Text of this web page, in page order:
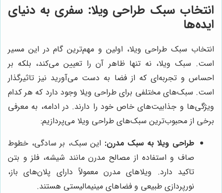
انتخاب سبک طراحی ویلا: سفری به دنیای
ایده‌ها
انتخاب سبک طراحی ویلا، اولین و مهم‌ترین گام در این مسیر
است. سبک ویلا، نه تنها ظاهر آن را تعیین می‌کند، بلکه بر
احساس و تجربه‌ای که از فضا به دست می‌آورید نیز تاثیرگذار
است. سبک‌های مختلفی برای طراحی ویلا وجود دارد که هر کدام
ویژگی‌ها و جذابیت‌های خاص خود را دارند. در ادامه، به معرفی
برخی از محبوب‌ترین سبک‌های طراحی ویلا می‌پردازیم:
طراحی ویلا به سبک مدرن: این سبک، بر سادگی، خطوط
صاف و استفاده از مصالح مدرن مانند شیشه، فلز و بتن
تاکید دارد. ویلاهای مدرن معمولاً دارای پلان‌های باز،
نورپردازی طبیعی و فضاهای مینیمالیستی هستند.